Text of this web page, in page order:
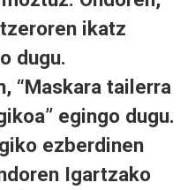
ikatz
dugu.
, “Maskara tailerra
egingo dugu.
ezberdinen
Igartzako